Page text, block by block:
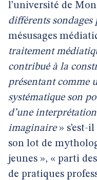
l’université de
différents sondages
mésusages
traitement
contribué à la
présentant comme
systématique son
d’une interprétation
imaginaire» s’est-
son lot de
jeunes », « parti
de pratiques